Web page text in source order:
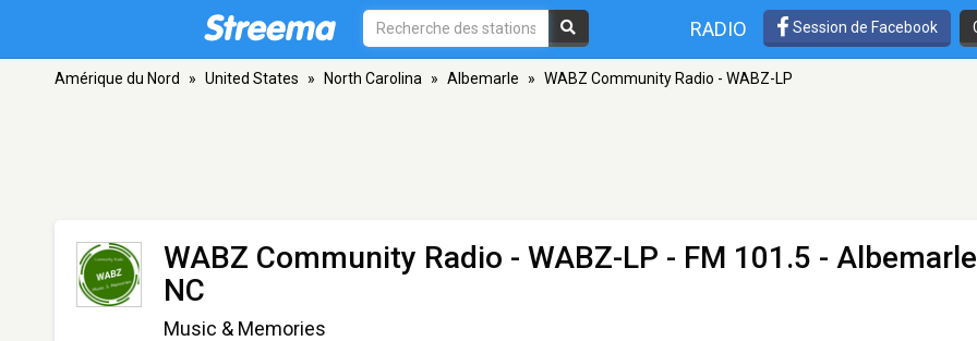
RADIO Session de Facebook
Amérique du Nord » United States » North Carolina » Albemarle » WABZ Community Radio - WABZ-LP
WABZ Community Radio - WABZ-LP - FM 101.5 -
NC
Music & Memories